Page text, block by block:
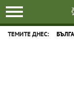
ТЕМИТЕ ДНЕС: